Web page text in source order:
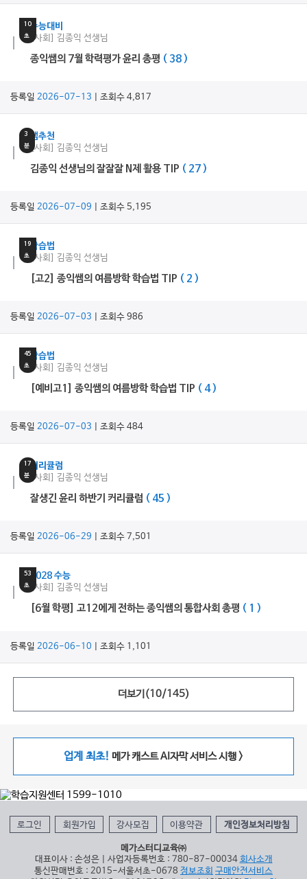
10
초
수능대비
[사회] 김종익 선생님
종익쌤의 7월 학력평가 윤리 총평 ( 38 )
등록일 2026-07-13 | 조회수 4,817
3
분
쌤추천
[사회] 김종익 선생님
김종익 선생님의 잘잘잘 N제 활용 TIP ( 27 )
등록일 2026-07-09 | 조회수 5,195
19
초
학습법
[사회] 김종익 선생님
[고2] 종익쌤의 여름방학 학습법 TIP ( 2 )
등록일 2026-07-03 | 조회수 986
45
초
학습법
[사회] 김종익 선생님
[예비고1] 종익쌤의 여름방학 학습법 TIP ( 4 )
등록일 2026-07-03 | 조회수 484
17
분
커리큘럼
[사회] 김종익 선생님
잘생긴 윤리 하반기 커리큘럼 ( 45 )
등록일 2026-06-29 | 조회수 7,501
53
초
2028 수능
[사회] 김종익 선생님
[6월 학평] 고12에게 전하는 종익쌤의 통합사회 총평 ( 1 )
등록일 2026-06-10 | 조회수 1,101
더보기(10/145)
업계 최초! 메가 캐스트 AI자막 서비스 시행 >
로그인 회원가입 강사모집 이용약관 개인정보처리방침
메가스터디교육㈜
대표이사 : 손성은 | 사업자등록번호 : 780-87-00034 회사소개
통신판매번호 : 2015-서울서초-0678 정보조회 구매안전서비스